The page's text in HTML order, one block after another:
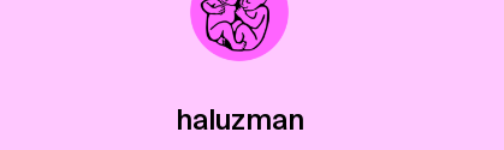
haluzman